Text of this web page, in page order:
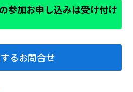
参加お申し込みは受け付け
るお問合せ